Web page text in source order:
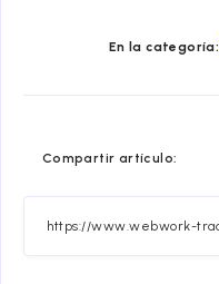
En la categoría:
Compartir artículo: